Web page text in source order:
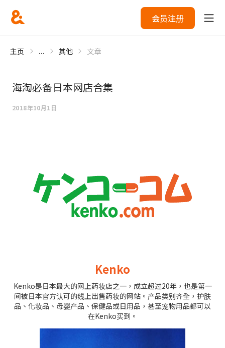
会员注册
主页 ... 其他 文章
海淘必备日本网店合集
2018年10月1日
Kenko
Kenko是日本最大的网上药妆店之一，成立超过20年，也是第一
间被日本官方认可的线上出售药妆的网站。产品类别齐全，护肤
品、化妆品、母婴产品、保健品或日用品，甚至宠物用品都可以
在Kenko买到。